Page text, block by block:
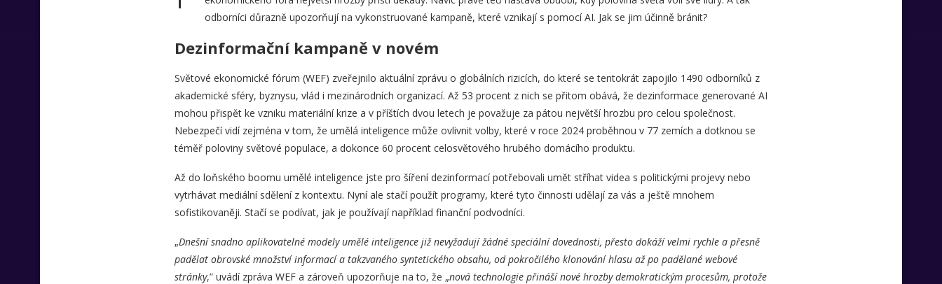
odborníci důrazně upozorňují na vykonstruované kampaně, které vznikají s pomocí AI. Jak se jim účinně bránit?
Dezinformační kampaně v novém
Světové ekonomické fórum (WEF) zveřejnilo aktuální zprávu o globálních rizicích, do které se tentokrát zapojilo 1490 odborníků z
akademické sféry, byznysu, vlád i mezinárodních organizací. Až 53 procent z nich se přitom obává, že dezinformace generované AI
mohou přispět ke vzniku materiální krize a v příštích dvou letech je považuje za pátou největší hrozbu pro celou společnost.
Nebezpečí vidí zejména v tom, že umělá inteligence může ovlivnit volby, které v roce 2024 proběhnou v 77 zemích a dotknou se
téměř poloviny světové populace, a dokonce 60 procent celosvětového hrubého domácího produktu.
Až do loňského boomu umělé inteligence jste pro šíření dezinformací potřebovali umět stříhat videa s politickými projevy nebo
vytrhávat mediální sdělení z kontextu. Nyní ale stačí použít programy, které tyto činnosti udělají za vás a ještě mnohem
sofistikovaněji. Stačí se podívat, jak je používají například finanční podvodníci.
„Dnešní snadno aplikovatelné modely umělé inteligence již nevyžadují žádné speciální dovednosti, přesto dokáží velmi rychle a přesně
padělat obrovské množství informací a takzvaného syntetického obsahu, od pokročilého klonování hlasu až po padělané webové
stránky,” uvádí zpráva WEF a zároveň upozorňuje na to, že „nová technologie přináší nové hrozby demokratickým procesům, protože